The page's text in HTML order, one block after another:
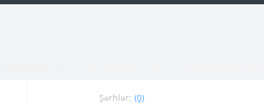
Şərhlər: (0)